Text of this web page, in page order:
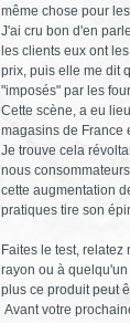
même chose pour
J'ai cru bon d'en
les clients eux ont
prix, puis elle me dit
"imposés" par les
Cette scène, a eu
magasins de France
Je trouve cela
nous
cette augmentation
pratiques tire son
Faites le test,
rayon ou à
plus ce produit peut
Avant votre